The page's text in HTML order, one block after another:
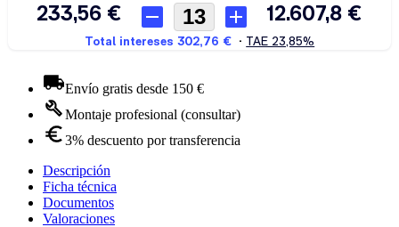
Envío gratis desde 150 €
Montaje profesional (consultar)
3% descuento por transferencia
Descripción
Ficha técnica
Documentos
Valoraciones